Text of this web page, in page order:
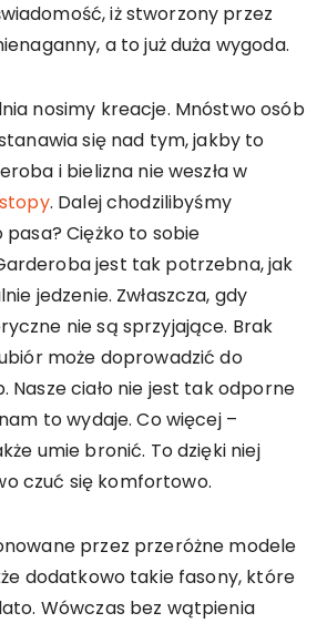
iż stworzony przez
a to już duża wygoda.
nosimy kreacje. Mnóstwo osób
się nad tym, jakby to
i bielizna nie weszła w
. Dalej chodzilibyśmy
Ciężko to sobie
jest tak potrzebna, jak
jedzenie. Zwłaszcza, gdy
nie są sprzyjające. Brak
może doprowadzić do
ciało nie jest tak odporne
to wydaje. Co więcej –
umie bronić. To dzięki niej
czuć się komfortowo.
przez przeróżne modele
dodatkowo takie fasony, które
Wówczas bez wątpienia